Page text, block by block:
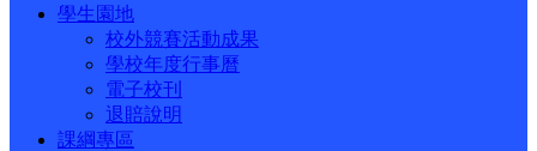
學生園地
校外競賽活動成果
學校年度行事曆
電子校刊
退賠說明
課綱專區